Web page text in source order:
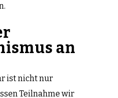
an
ist nicht nur
Teilnahme wir